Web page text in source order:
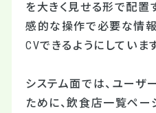
を大きく見せる形で配置
感的な操作で必要な情
CVできるようにしています
システム面では、ユーザ
ために、飲食店一覧ペー